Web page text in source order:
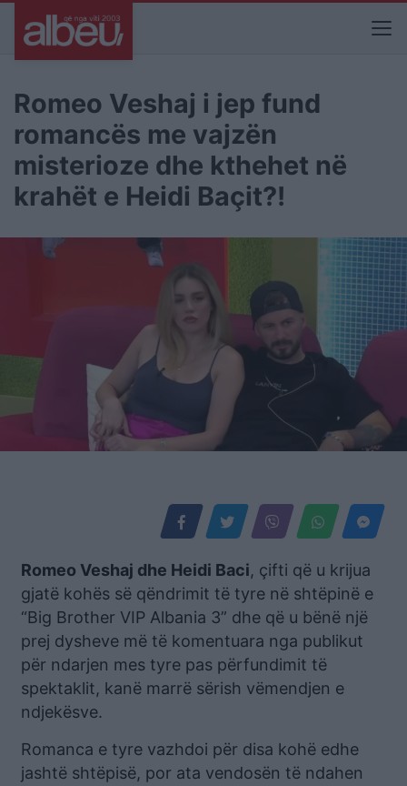
Romeo Veshaj i jep fund
romancës me vajzën
misterioze dhe kthehet në
krahët e Heidi Baçit?!
Romeo Veshaj dhe Heidi Baci, çifti që u krijua
gjatë kohës së qëndrimit të tyre në shtëpinë e
“Big Brother VIP Albania 3” dhe që u bënë një
prej dysheve më të komentuara nga publikut
për ndarjen mes tyre pas përfundimit të
spektaklit, kanë marrë sërish vëmendjen e
ndjekësve.
Romanca e tyre vazhdoi për disa kohë edhe
jashtë shtëpisë, por ata vendosën të ndahen